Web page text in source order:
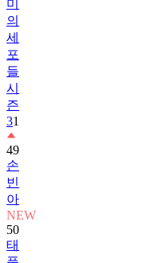
세
포
들
시
즌
31
49
손
빈
아
NEW
50
태
풍
상